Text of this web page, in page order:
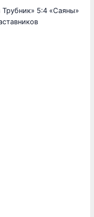
5:4 «Саяны»